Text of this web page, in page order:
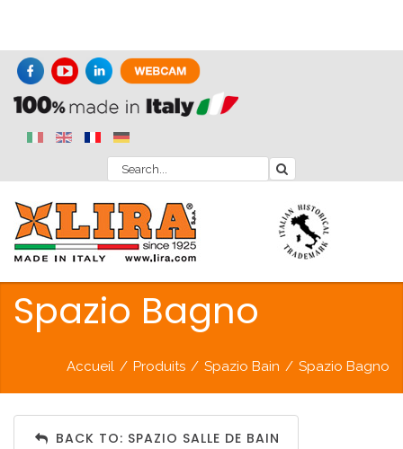
Spazio Bagno
Accueil / Produits / Spazio Bain / Spazio Bagno
BACK TO: SPAZIO SALLE DE BAIN